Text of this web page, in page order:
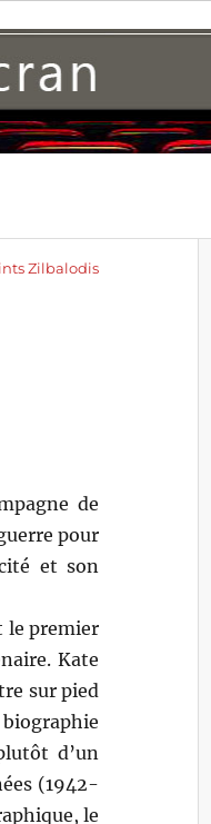
Zilbalodis
de
pour
et son
le premier
Kate
sur pied
biographie
d’un
(1942-
le